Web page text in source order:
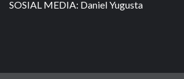
SOSIAL MEDIA: Daniel Yugusta